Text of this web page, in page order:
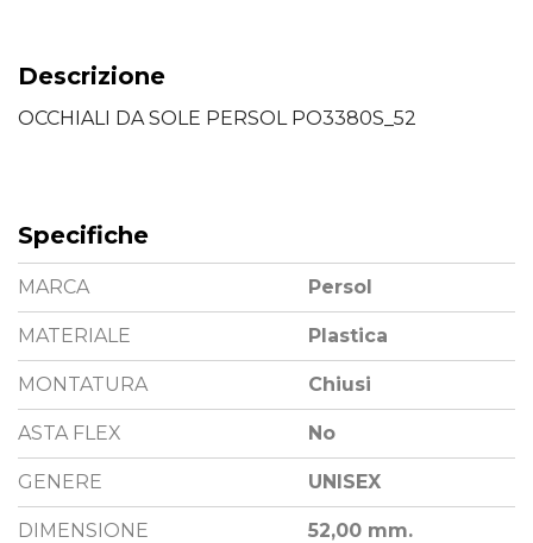
Descrizione
OCCHIALI DA SOLE PERSOL PO3380S_52
Specifiche
MARCA Persol
MATERIALE Plastica
MONTATURA Chiusi
ASTA FLEX No
GENERE UNISEX
DIMENSIONE 52,00 mm.